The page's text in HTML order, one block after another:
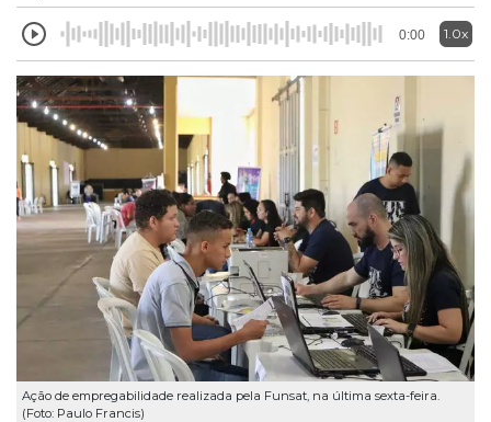
0:00 1.0x
Ação de empregabilidade realizada pela Funsat, na última sexta-feira.
(Foto: Paulo Francis)